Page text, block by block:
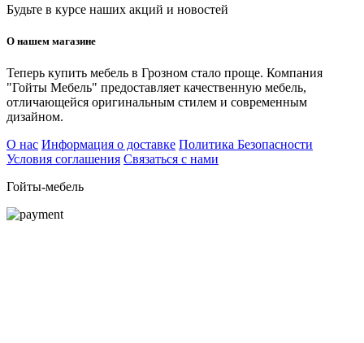
Будьте в курсе наших акций и новостей
О нашем магазине
Теперь купить мебель в Грозном стало проще. Компания
"Гойты Мебель" предоставляет качественную мебель,
отличающейся оригинальным стилем и современным
дизайном.
О нас Информация о доставке Политика Безопасности
Условия соглашения Связаться с нами
Гойты-мебель